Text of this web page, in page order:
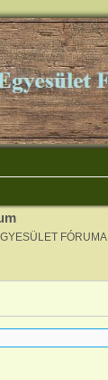
FÓRUMA